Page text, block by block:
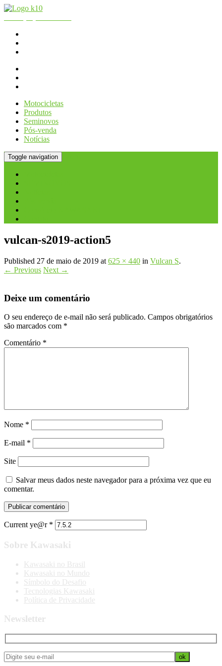
Motocicletas
Produtos
Seminovos
Pós-venda
Notícias
Toggle navigation
vulcan-s2019-action5
Published 27 de maio de 2019 at 625 × 440 in Vulcan S.
← Previous Next →
Deixe um comentário
O seu endereço de e-mail não será publicado. Campos obrigatórios
são marcados com *
Comentário *
Nome *
E-mail *
Site
Salvar meus dados neste navegador para a próxima vez que eu
comentar.
Current ye@r *
Sobre Kawasaki
Kawasaki no Brasil
Kawasaki no Mundo
Símbolo do Desafio
Tecnologias Kawasaki
Política de Privacidade
Newsletter